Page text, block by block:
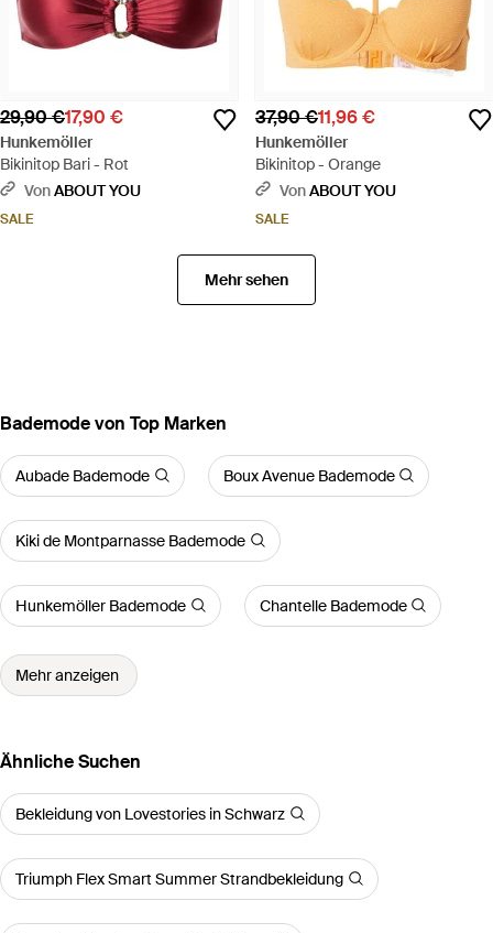
29,90 €17,90 €
Hunkemöller
Bikinitop Bari - Rot
VonABOUT YOU
SALE
37,90 €11,96 €
Hunkemöller
Bikinitop - Orange
VonABOUT YOU
SALE
Mehr sehen
Bademode von Top Marken
Aubade Bademode Boux Avenue Bademode
Kiki de Montparnasse Bademode
Hunkemöller Bademode Chantelle Bademode
Mehr anzeigen
Ähnliche Suchen
Bekleidung von Lovestories in Schwarz
Triumph Flex Smart Summer Strandbekleidung